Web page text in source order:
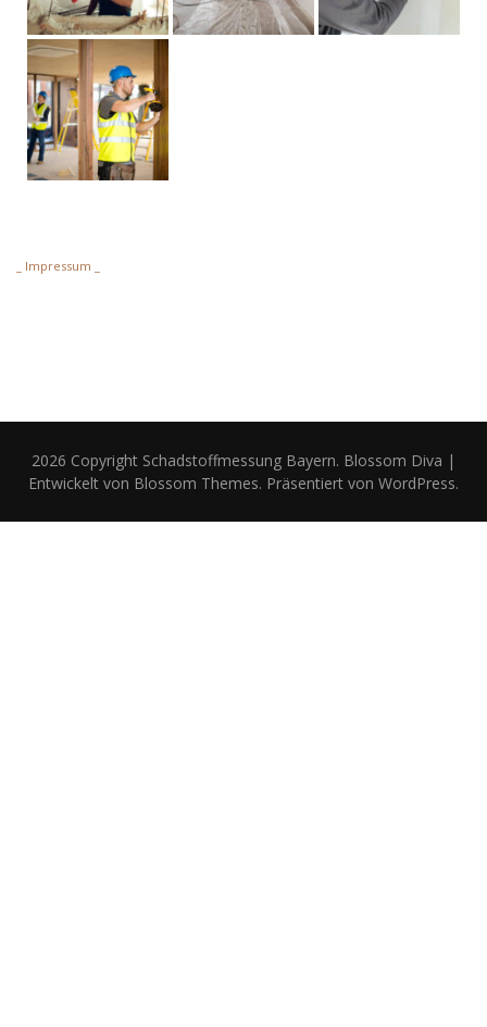
_ Impressum _
2026 Copyright Schadstoffmessung Bayern. Blossom Diva |
Entwickelt von Blossom Themes. Präsentiert von WordPress.